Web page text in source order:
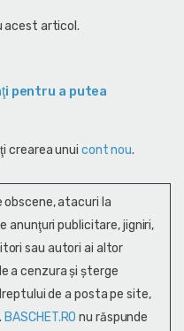
acest articol.
pentru a putea
crearea unui cont nou.
atacuri la
anunţuri publicitare, jigniri,
sau autori ai altor
a cenzura și şterge
de a posta pe site,
BASCHET.RO nu răspunde